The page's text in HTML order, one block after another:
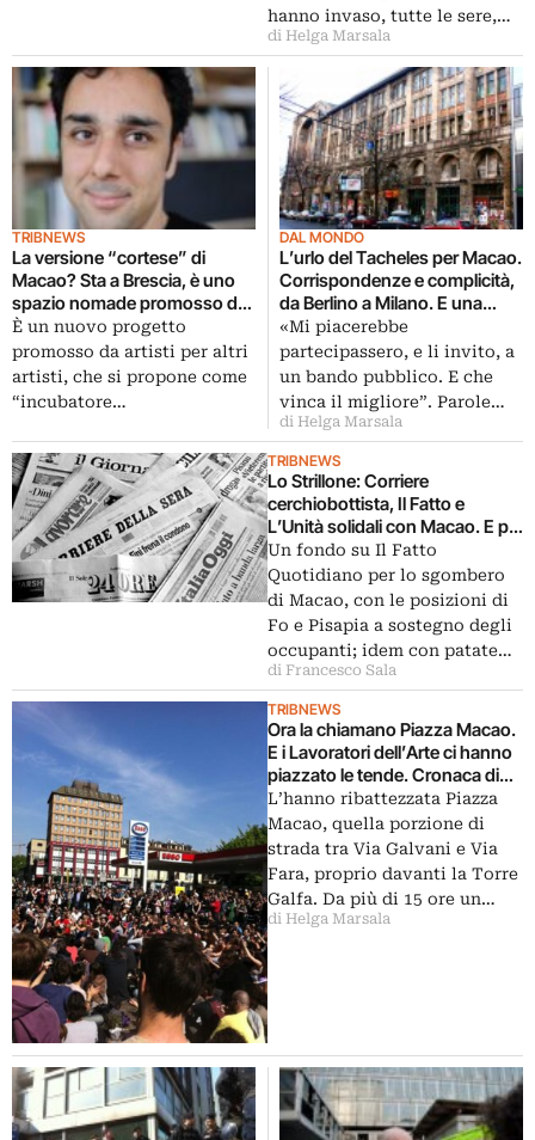
hanno invaso, tutte le sere,…
di Helga Marsala
TRIBNEWS
La versione “cortese” di
Macao? Sta a Brescia, è uno
spazio nomade promosso da
artisti per artisti. Si chiama
motel b, e chiede spazi alla
politica…
È un nuovo progetto
promosso da artisti per altri
artisti, che si propone come
“incubatore…
DAL MONDO
L’urlo del Tacheles per Macao.
Corrispondenze e complicità,
da Berlino a Milano. E una
lettera durissima indirizzata al
Sindaco Pisapia. La politica e
gli spazi culturali indipendenti:
una guerra fredda?
«Mi piacerebbe
partecipassero, e li invito, a
un bando pubblico. E che
vinca il migliore”. Parole…
di Helga Marsala
TRIBNEWS
Lo Strillone: Corriere
cerchiobottista, Il Fatto e
L’Unità solidali con Macao. E poi
Antonio Socci fa il Dan Brown,
Massimo Pulini, sfilate agli
Uffizi…
Un fondo su Il Fatto
Quotidiano per lo sgombero
di Macao, con le posizioni di
Fo e Pisapia a sostegno degli
occupanti; idem con patate…
di Francesco Sala
TRIBNEWS
Ora la chiamano Piazza Macao.
E i Lavoratori dell’Arte ci hanno
piazzato le tende. Cronaca di
un lungo presidio milanese,
mentre Pisapia fa la sua offerta:
vi tolgo il Galfa e vi do l’Ex
Ansaldo
L’hanno ribattezzata Piazza
Macao, quella porzione di
strada tra Via Galvani e Via
Fara, proprio davanti la Torre
Galfa. Da più di 15 ore un…
di Helga Marsala